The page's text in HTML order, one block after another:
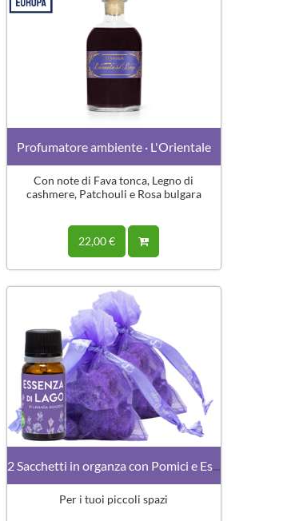
Profumatore ambiente · L'Orientale
Con note di Fava tonca, Legno di
cashmere, Patchouli e Rosa bulgara
22,00 €
2 Sacchetti in organza con Pomici e Essenza alla Lavanda
Per i tuoi piccoli spazi